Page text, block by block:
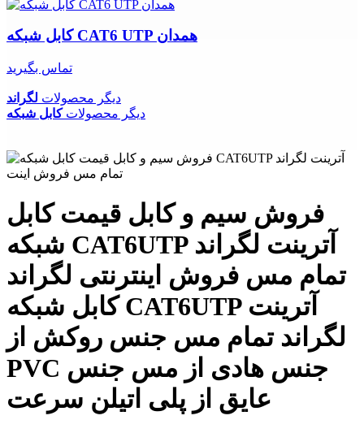
کابل شبکه CAT6 UTP همدان
تماس بگیرید
دیگر محصولات لگراند
دیگر محصولاتکابل شبکه
فروش سیم و کابل قیمت کابل
شبکه CAT6UTP آترینت لگراند
تمام مس فروش اینترنتی لگراند
کابل شبکه CAT6UTP آترینت
لگراند تمام مس جنس روکش از
PVC جنس هادی از مس جنس
عایق از پلی اتیلن سرعت